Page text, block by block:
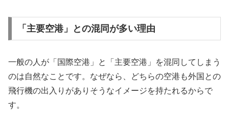
「主要空港」との混同が多い理由
一般の人が「国際空港」と「主要空港」を混同してしまう
のは自然なことです。なぜなら、どちらの空港も外国との
飛行機の出入りがありそうなイメージを持たれるからで
す。